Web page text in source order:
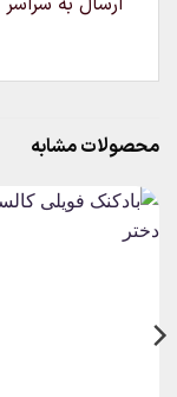
محصولات مشابه